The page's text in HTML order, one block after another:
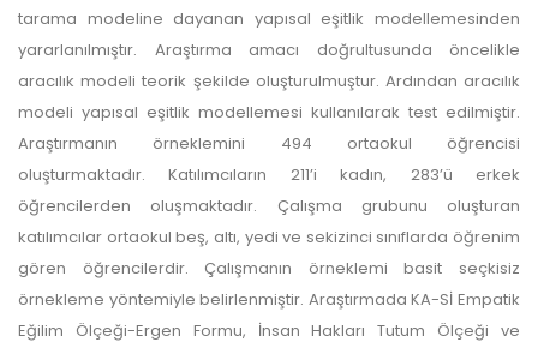
tarama modeline dayanan yapısal eşitlik modellemesinden
yararlanılmıştır. Araştırma amacı doğrultusunda öncelikle
aracılık modeli teorik şekilde oluşturulmuştur. Ardından aracılık
modeli yapısal eşitlik modellemesi kullanılarak test edilmiştir.
Araştırmanın örneklemini 494 ortaokul öğrencisi
oluşturmaktadır. Katılımcıların 211’i kadın, 283’ü erkek
öğrencilerden oluşmaktadır. Çalışma grubunu oluşturan
katılımcılar ortaokul beş, altı, yedi ve sekizinci sınıflarda öğrenim
gören öğrencilerdir. Çalışmanın örneklemi basit seçkisiz
örnekleme yöntemiyle belirlenmiştir. Araştırmada KA-Sİ Empatik
Eğilim Ölçeği-Ergen Formu, İnsan Hakları Tutum Ölçeği ve